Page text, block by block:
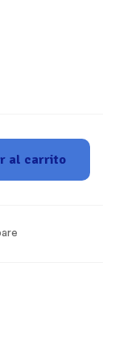
al carrito